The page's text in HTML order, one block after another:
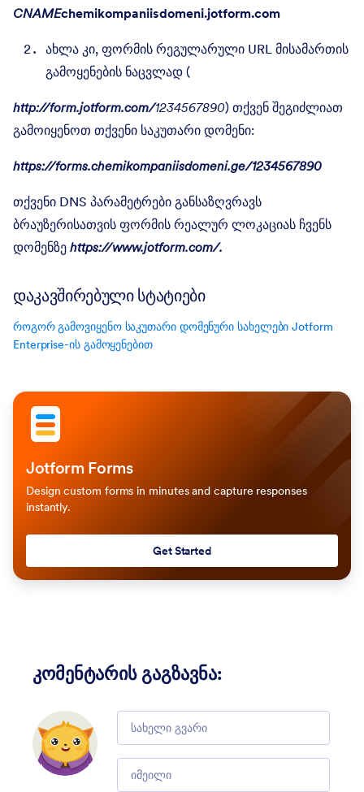
CNAMEchemikompaniisdomeni.jotform.com
ახლა კი, ფორმის რეგულარული URL მისამართის
გამოყენების ნაცვლად (
http://form.jotform.com/1234567890) თქვენ შეგიძლიათ
გამოიყენოთ თქვენი საკუთარი დომენი:
https://forms.chemikompaniisdomeni.ge/1234567890
თქვენი DNS პარამეტრები განსაზღვრავს
ბრაუზერისათვის ფორმის რეალურ ლოკაციას ჩვენს
დომენზე https://www.jotform.com/.
დაკავშირებული სტატიები
როგორ გამოვიყენო საკუთარი დომენური სახელები Jotform
Enterprise-ის გამოყენებით
Jotform Forms
Design custom forms in minutes and capture responses
instantly.
Get Started
კომენტარის გაგზავნა:
Comment
Email